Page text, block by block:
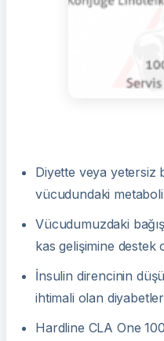
Diyette veya yetersiz
vücudundaki
Vücudumuzdaki
kas gelişimine destek
İnsulin direncinin
ihtimali olan
Hardline CLA One